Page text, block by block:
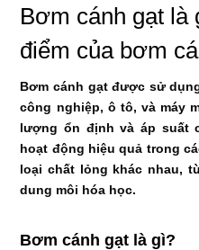
Bơm cánh gạt
điểm của bơm
Bơm cánh gạt được sử
công nghiệp, ô tô, và máy
lượng ổn định và áp suất
hoạt động hiệu quả trong
loại chất lỏng khác nhau,
dung môi hóa học.
Bơm cánh gạt là gì?